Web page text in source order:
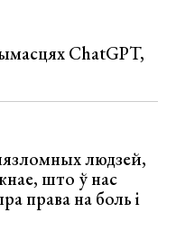
ChatGPT,
людзей,
што ў нас
права на боль і